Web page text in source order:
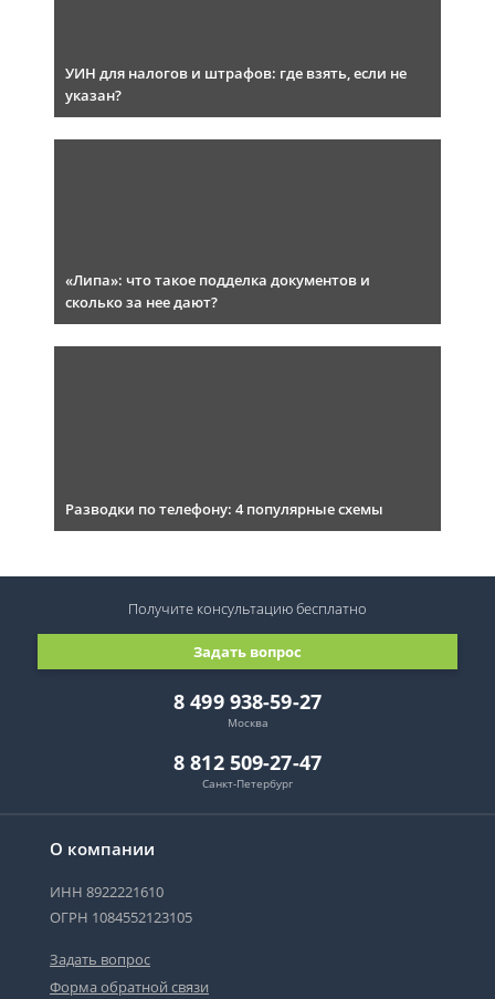
УИН для налогов и штрафов: где взять, если не
указан?
«Липа»: что такое подделка документов и
сколько за нее дают?
Разводки по телефону: 4 популярные схемы
О компании
ИНН 8922221610
ОГРН 1084552123105
Задать вопрос
Форма обратной связи
8 499 938-59-27
Москва
8 812 509-27-47
Санкт-Петербург
Задать вопрос
Получите консультациюбесплатно